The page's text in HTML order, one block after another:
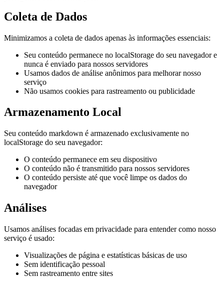
Coleta de Dados
Minimizamos a coleta de dados apenas às informações essenciais:
Seu conteúdo permanece no localStorage do seu navegador e
nunca é enviado para nossos servidores
Usamos dados de análise anônimos para melhorar nosso
serviço
Não usamos cookies para rastreamento ou publicidade
Armazenamento Local
Seu conteúdo markdown é armazenado exclusivamente no
localStorage do seu navegador:
O conteúdo permanece em seu dispositivo
O conteúdo não é transmitido para nossos servidores
O conteúdo persiste até que você limpe os dados do
navegador
Análises
Usamos análises focadas em privacidade para entender como nosso
serviço é usado:
Visualizações de página e estatísticas básicas de uso
Sem identificação pessoal
Sem rastreamento entre sites